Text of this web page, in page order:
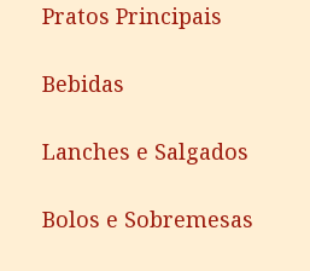
Pratos Principais
Bebidas
Lanches e Salgados
Bolos e Sobremesas